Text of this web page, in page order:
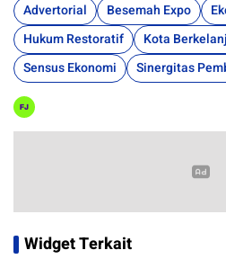
Advertorial Besemah Expo
Hukum Restoratif
Kota
Sensus Ekonomi
Sinergitas
Widget Terkait